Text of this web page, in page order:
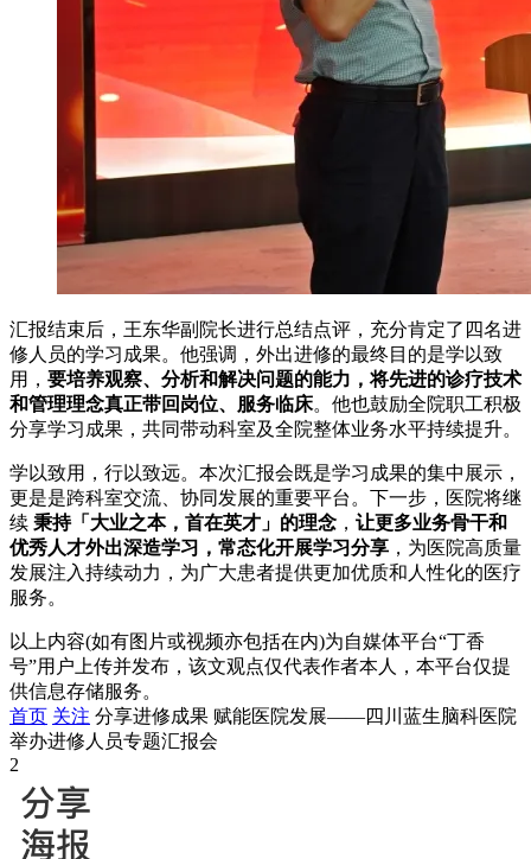
汇报结束后，王东华副院长进行总结点评，充分肯定了四名进
修人员的学习成果。他强调，外出进修的最终目的是学以致
用， 要培养观察、分析和解决问题的能力，将先进的诊疗技术
和管理理念真正带回岗位、服务临床。他也鼓励全院职工积极
分享学习成果，共同带动科室及全院整体业务水平持续提升。
学以致用，行以致远。本次汇报会既是学习成果的集中展示，
更是是跨科室交流、协同发展的重要平台。下一步，医院将继
续 秉持「大业之本，首在英才」的理念 ， 让更多业务骨干和
优秀人才外出深造学习，常态化开展学习分享 ，为医院高质量
发展注入持续动力，为广大患者提供更加优质和人性化的医疗
服务。
以上内容(如有图片或视频亦包括在内)为自媒体平台“丁香
号”用户上传并发布，该文观点仅代表作者本人，本平台仅提
供信息存储服务。
首页 关注 分享进修成果 赋能医院发展——四川蓝生脑科医院
举办进修人员专题汇报会
2